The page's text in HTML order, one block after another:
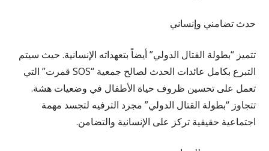
حدث تضامني وإنساني
تتميز “بطولة القتال الدولي” أيضاً بتعهداته الإنسانية. حيث سيتم
التبرع بكامل عائدات الحدث لصالح جمعية “SOS قمرت” التي
تعمل على تحسين ظروف حياة الأطفال في وضعيات هشة.
تتجاوز “بطولة القتال الدولي” مجرد الترفيه لتجسد مهمة
اجتماعية حقيقية تركز على الإنسانية والتضامن.